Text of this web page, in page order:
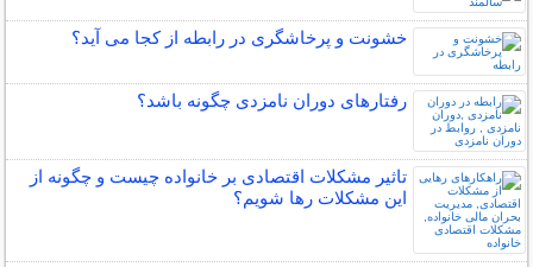
خشونت و پرخاشگری در رابطه از کجا می آید؟
رفتارهای دوران نامزدی چگونه باشد؟
تاثیر مشکلات اقتصادی بر خانواده چیست و چگونه از
این مشکلات رها شویم؟